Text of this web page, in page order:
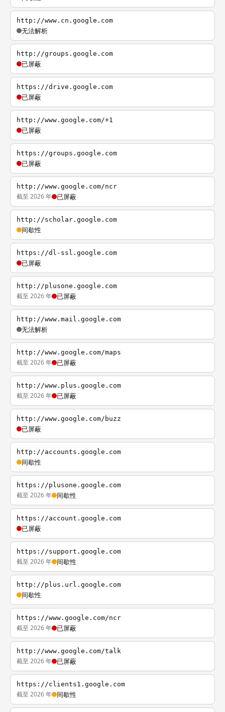
http://www.cn.google.com
无法解析
http://groups.google.com
已屏蔽
https://drive.google.com
已屏蔽
http://www.google.com/+1
已屏蔽
https://groups.google.com
已屏蔽
http://www.google.com/ncr
截至 2026 年 已屏蔽
http://scholar.google.com
间歇性
https://dl-ssl.google.com
已屏蔽
http://plusone.google.com
截至 2026 年 已屏蔽
http://www.mail.google.com
无法解析
http://www.google.com/maps
截至 2026 年 已屏蔽
http://www.plus.google.com
截至 2026 年 已屏蔽
http://www.google.com/buzz
已屏蔽
http://accounts.google.com
间歇性
https://plusone.google.com
截至 2026 年 间歇性
https://account.google.com
已屏蔽
https://support.google.com
截至 2026 年 间歇性
http://plus.url.google.com
间歇性
https://www.google.com/ncr
截至 2026 年 已屏蔽
http://www.google.com/talk
截至 2026 年 已屏蔽
https://clients1.google.com
截至 2026 年 间歇性